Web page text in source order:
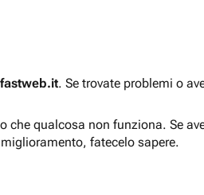
. Se trovate problemi o
qualcosa non funziona. Se
fatecelo sapere.